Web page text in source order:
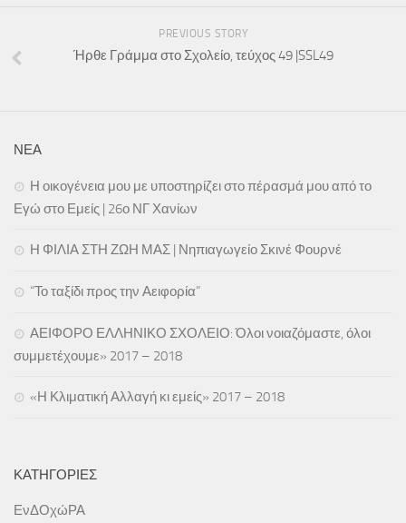
Ήρθε Γράμμα στο Σχολείο
Asclipiada Magazine Vol. 3
ΕΝΗΜΕΡΟΣ
25.05.18 | Υποβολή Φόρμας Ολοκλήρωσης Προγράμματος Σχολ/
Ενημέρωση ΥΣΔ ΠΕ Χανίων για συμμετοχή σας σε Δράσεις/
Προγράμματα ΚΠΕ, etwinning, ΜΚΟ κτλ
Προεγγραφή στο Εθνικό Δίκτυο Αγωγής Υγείας
PREVIOUS STORY
Ήρθε Γράμμα στο Σχολείο, τεύχος 49 |SSL49
ΝΕΑ
Η οικογένεια μου με υποστηρίζει στο πέρασμά μου από το
Εγώ στο Εμείς | 26ο ΝΓ Χανίων
Η ΦΙΛΙΑ ΣΤΗ ΖΩΗ ΜΑΣ | Νηπιαγωγείο Σκινέ Φουρνέ
“Το ταξίδι προς την Αειφορία”
ΑΕΙΦΟΡΟ ΕΛΛΗΝΙΚΟ ΣΧΟΛΕΙΟ: Όλοι νοιαζόμαστε, όλοι
συμμετέχουμε» 2017 – 2018
«Η Κλιματική Αλλαγή κι εμείς» 2017 – 2018
ΚΑΤΗΓΟΡΊΕΣ
ΕνΔΟχώΡΑ